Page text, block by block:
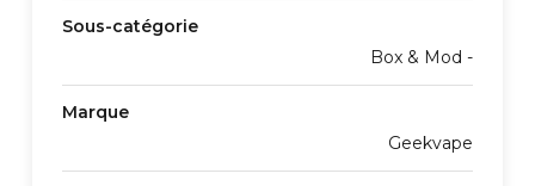
Sous-catégorie
Box & Mod -
Marque
Geekvape